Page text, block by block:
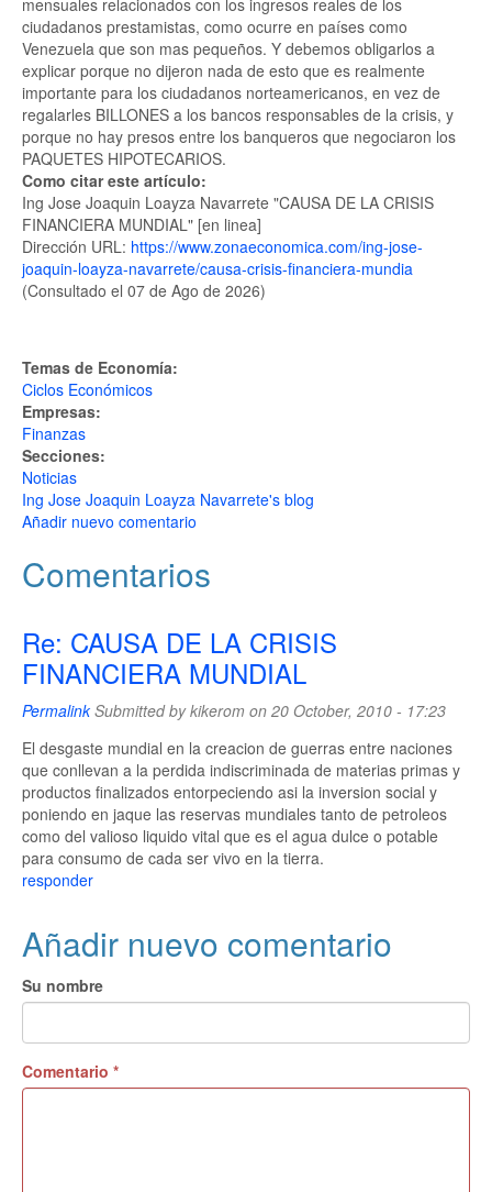
mensuales relacionados con los ingresos reales de los
ciudadanos prestamistas, como ocurre en países como
Venezuela que son mas pequeños. Y debemos obligarlos a
explicar porque no dijeron nada de esto que es realmente
importante para los ciudadanos norteamericanos, en vez de
regalarles BILLONES a los bancos responsables de la crisis, y
porque no hay presos entre los banqueros que negociaron los
PAQUETES HIPOTECARIOS.
Como citar este artículo:
Ing Jose Joaquin Loayza Navarrete "CAUSA DE LA CRISIS
FINANCIERA MUNDIAL" [en linea]
Dirección URL: https://www.zonaeconomica.com/ing-jose-
joaquin-loayza-navarrete/causa-crisis-financiera-mundia
(Consultado el 07 de Ago de 2026)
Temas de Economía:
Ciclos Económicos
Empresas:
Finanzas
Secciones:
Noticias
Ing Jose Joaquin Loayza Navarrete's blog
Añadir nuevo comentario
Comentarios
Re: CAUSA DE LA CRISIS
FINANCIERA MUNDIAL
PermalinkSubmitted bykikerom on 20 October, 2010 - 17:23
El desgaste mundial en la creacion de guerras entre naciones
que conllevan a la perdida indiscriminada de materias primas y
productos finalizados entorpeciendo asi la inversion social y
poniendo en jaque las reservas mundiales tanto de petroleos
como del valioso liquido vital que es el agua dulce o potable
para consumo de cada ser vivo en la tierra.
responder
Añadir nuevo comentario
Su nombre
Comentario *